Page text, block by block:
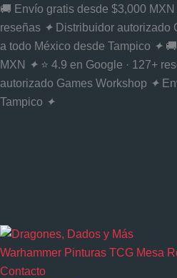
🚚 Envío gratis desde $3,000 MXN
reseñas ✦ Distribuidor autorizado
a todo México desde Tampico ✦
MXN ✦ ⭐ 4.9 en Google · 127+
autorizado Games Workshop ✦
Tampico ✦
Warhammer Pinturas TCG Mesa
Contacto
Ir
al
contenido